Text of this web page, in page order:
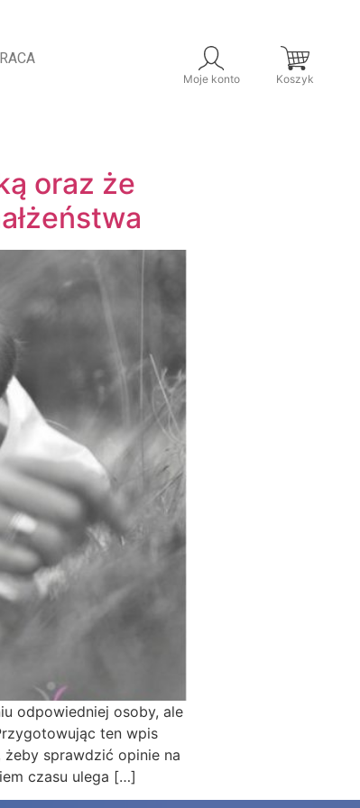
Moje konto Koszyk
oraz że
odpowiedniej osoby, ale
ten wpis
sprawdzić opinie na
czasu ulega […]